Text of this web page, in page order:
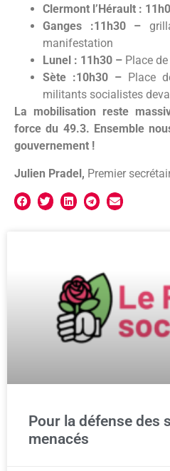
Clermont l’Hérault :
Ganges :11h30 –
manifestation
Lunel : 11h30 – Place
Sète :10h30 –
Place
militants socialistes
La mobilisation reste
force du 49.3. Ensemble
gouvernement !
Julien Pradel, Premier
Pour la défense des
menacés